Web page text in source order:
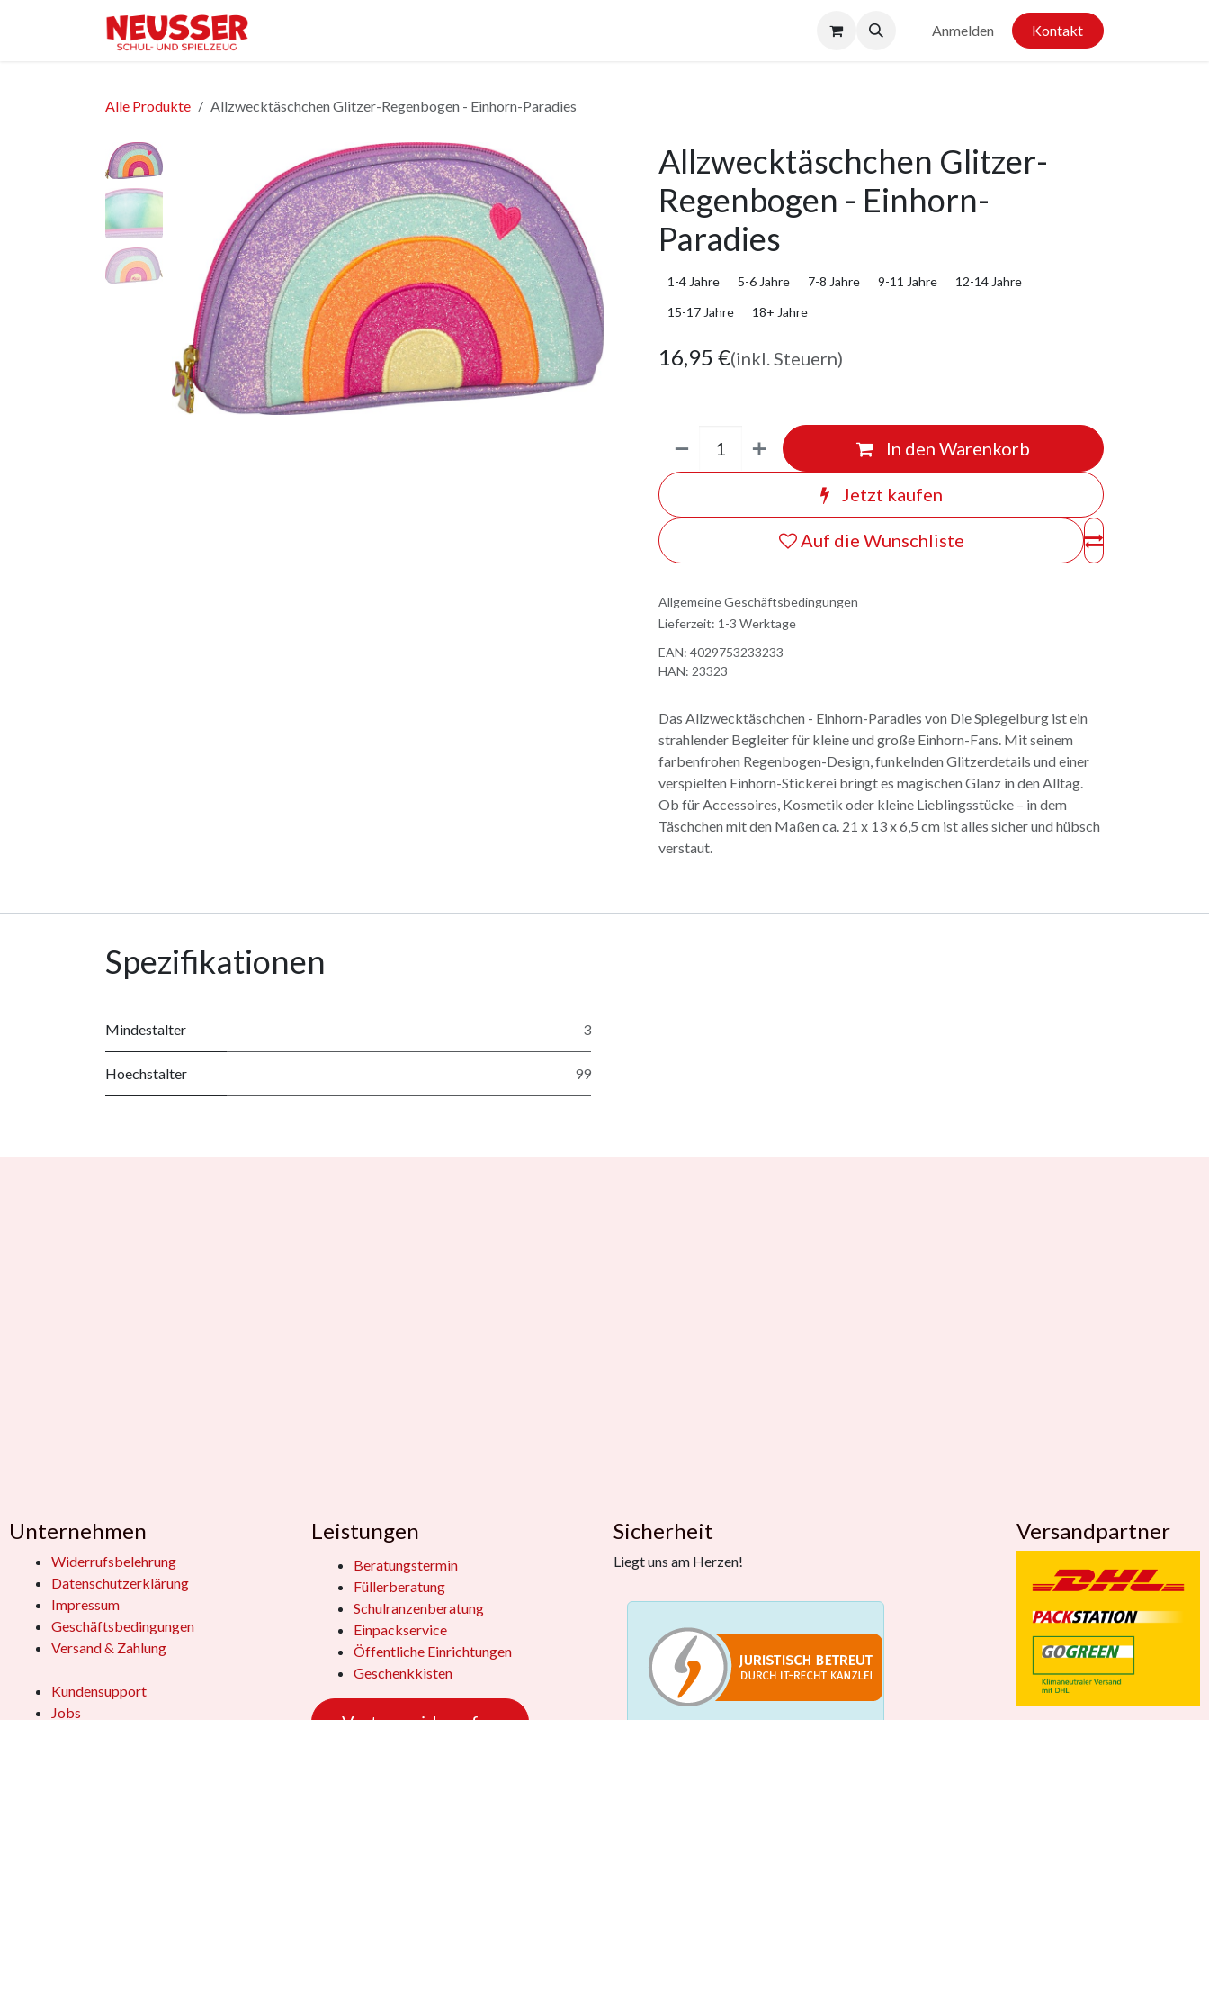
Anmelden Kontakt
Alle Produkte Allzwecktäschchen Glitzer-Regenbogen - Einhorn-Paradies
Allzwecktäschchen Glitzer-
Regenbogen - Einhorn-
Paradies
1-4 Jahre 5-6 Jahre 7-8 Jahre 9-11 Jahre
12-14 Jahre
15-17 Jahre
18+ Jahre
16,95 €(inkl. Steuern)
In den Warenkorb
Jetzt kaufen
Auf die Wunschliste
Allgemeine Geschäftsbedingungen
Lieferzeit: 1-3 Werktage
EAN: 4029753233233
HAN: 23323
Das Allzwecktäschchen - Einhorn-Paradies von Die Spiegelburg ist ein
strahlender Begleiter für kleine und große Einhorn-Fans. Mit seinem
farbenfrohen Regenbogen-Design, funkelnden Glitzerdetails und einer
verspielten Einhorn-Stickerei bringt es magischen Glanz in den Alltag.
Ob für Accessoires, Kosmetik oder kleine Lieblingsstücke – in dem
Täschchen mit den Maßen ca. 21 x 13 x 6,5 cm ist alles sicher und hübsch
verstaut.
Spezifikationen
Mindestalter 3
Hoechstalter 99
Unternehmen
Widerrufsbelehrung
Datenschutzerklärung
Impressum
Geschäftsbedingungen
Versand & Zahlung
Kundensupport
Jobs
Versandpartner
Sicherheit
Liegt uns am Herzen!
Leistungen
Beratungstermin
Füllerberatung
Schulranzenberatung
Einpackservice
Öffentliche Einrichtungen
Geschenkkisten
Vertrag widerrufen